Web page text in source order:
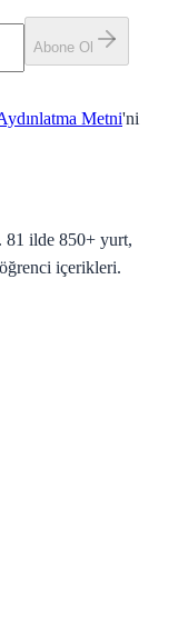
Abone Ol
Metni'ni
81 ilde 850+ yurt,
içerikleri.